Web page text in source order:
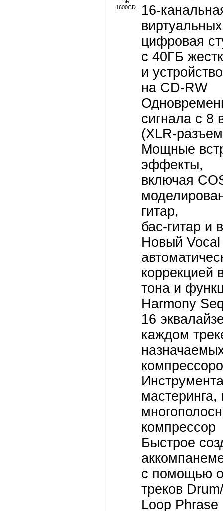
16-
цифровая
с 40ГБ
и
на CD-RW
сигнала с 8
(XLR-
Мощные
эффекты,
включая
гитар,
бас-гитар и
Новый Vocal
коррекцией
тона и
Harmony
16
каждом
мастеринга,
компрессор
Быстрое
с помощью
треков
Loop Phrase